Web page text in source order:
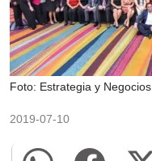
Foto: Estrategia y Negocios
2019-07-10